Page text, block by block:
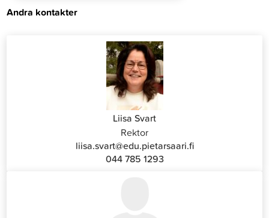
Andra kontakter
Liisa Svart
Rektor
liisa.svart@edu.pietarsaari.fi
044 785 1293